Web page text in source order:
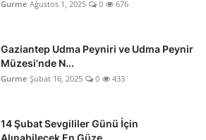
Gurme Ağustos 1, 2025 0 676
Gaziantep Udma Peyniri ve Udma Peynir
Müzesi'nde N...
Gurme Şubat 16, 2025 0 433
14 Şubat Sevgililer Günü İçin